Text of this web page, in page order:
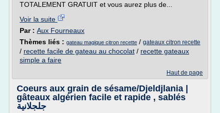
TOTALEMENT GRATUIT et vous aurez plus de...
Voir la suite
Par : Aux Fourneaux
Thèmes liés : gateau magique citron recette / gateaux citron recette
/ recette facile de gateau au chocolat / recette gateaux
simple a faire
Haut de page
Coeurs aux grain de sésame/Djeldjlania |
gâteaux algérien facile et rapide , sablés
جلجلانية